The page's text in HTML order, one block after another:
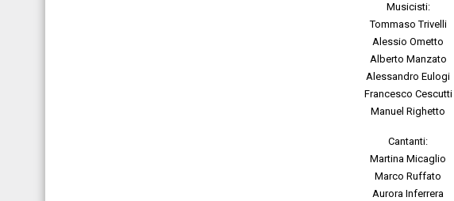
Musicisti:
Tommaso Trivelli
Alessio Ometto
Alberto Manzato
Alessandro Eulogi
Francesco Cescutti
Manuel Righetto
Cantanti:
Martina Micaglio
Marco Ruffato
Aurora Inferrera